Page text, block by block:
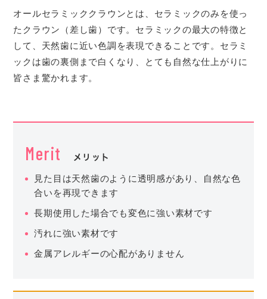
オールセラミッククラウンとは、セラミックのみを使っ
たクラウン（差し歯）です。セラミックの最大の特徴と
して、天然歯に近い色調を表現できることです。セラミ
ックは歯の裏側まで白くなり、とても自然な仕上がりに
皆さま驚かれます。
Merit メリット
見た目は天然歯のように透明感があり、自然な色
合いを再現できます
長期使用した場合でも変色に強い素材です
汚れに強い素材です
金属アレルギーの心配がありません